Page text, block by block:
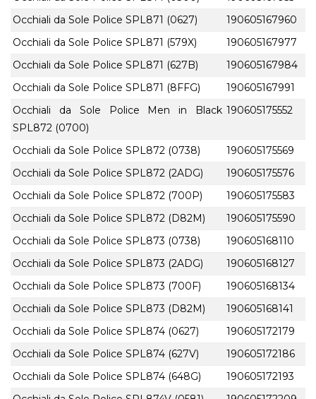
Occhiali da Sole Police SPL871 (0627)
190605167960
Occhiali da Sole Police SPL871 (579X)
190605167977
Occhiali da Sole Police SPL871 (627B)
190605167984
Occhiali da Sole Police SPL871 (8FFG)
190605167991
Occhiali da Sole Police Men in Black
SPL872 (0700)
190605175552
Occhiali da Sole Police SPL872 (0738)
190605175569
Occhiali da Sole Police SPL872 (2ADG)
190605175576
Occhiali da Sole Police SPL872 (700P)
190605175583
Occhiali da Sole Police SPL872 (D82M)
190605175590
Occhiali da Sole Police SPL873 (0738)
190605168110
Occhiali da Sole Police SPL873 (2ADG)
190605168127
Occhiali da Sole Police SPL873 (700F)
190605168134
Occhiali da Sole Police SPL873 (D82M)
190605168141
Occhiali da Sole Police SPL874 (0627)
190605172179
Occhiali da Sole Police SPL874 (627V)
190605172186
Occhiali da Sole Police SPL874 (648G)
190605172193